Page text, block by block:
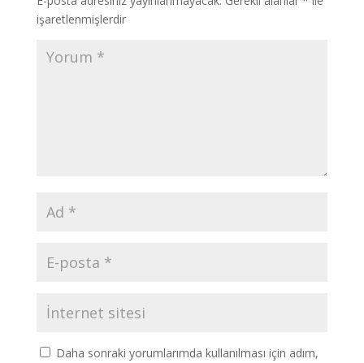
işaretlenmişlerdir
Daha sonraki yorumlarımda kullanılması için adım,